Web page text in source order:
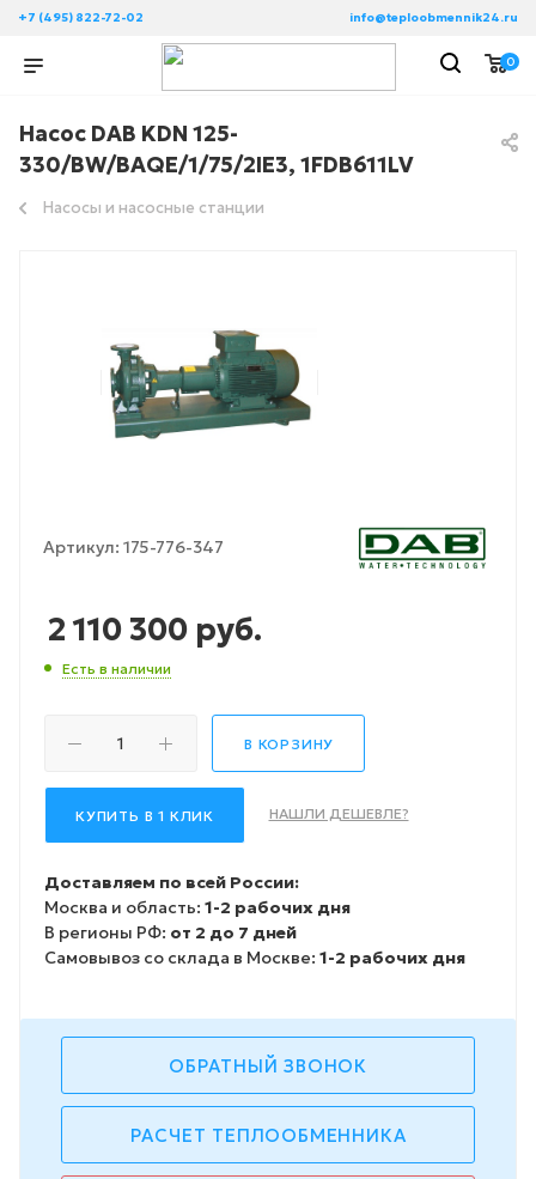
+7 (495) 822-72-02 info@teploobmennik24.ru
0
Насос DAB KDN 125-
330/BW/BAQE/1/75/2IE3, 1FDB611LV
Насосы и насосные станции
Артикул: 175-776-347
2 110 300 руб.
Есть в наличии
В КОРЗИНУ
КУПИТЬ В 1 КЛИК НАШЛИ ДЕШЕВЛЕ?
Доставляем по всей России:
Москва и область: 1-2 рабочих дня
В регионы РФ: от 2 до 7 дней
Самовывоз со склада в Москве: 1-2 рабочих дня
ОБРАТНЫЙ ЗВОНОК
РАСЧЕТ ТЕПЛООБМЕННИКА